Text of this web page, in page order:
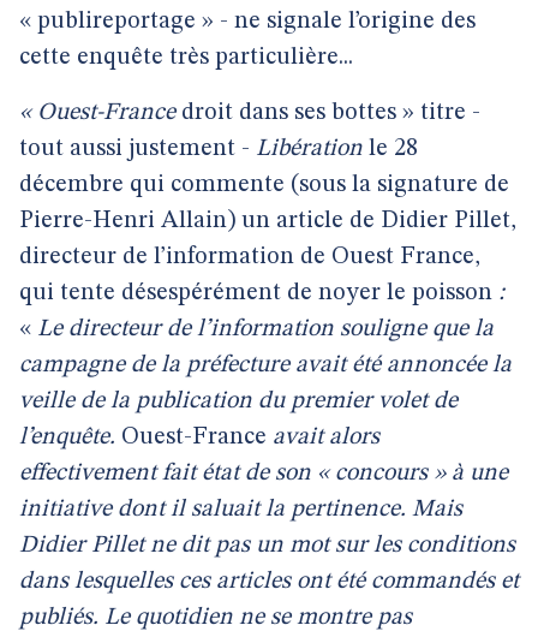
« publireportage » - ne signale l’origine des
cette enquête très particulière...
« Ouest-Francedroit dans ses bottes » titre -
tout aussi justement - Libération le 28
décembre qui commente (sous la signature de
Pierre-Henri Allain) un article de Didier Pillet,
directeur de l’information de Ouest France,
qui tente désespérément de noyer le poisson :
« Le directeur de l’information souligne que la
campagne de la préfecture avait été annoncée la
veille de la publication du premier volet de
l’enquête. Ouest-France avait alors
effectivement fait état de son « concours » à une
initiative dont il saluait la pertinence. Mais
Didier Pillet ne dit pas un mot sur les conditions
dans lesquelles ces articles ont été commandés et
publiés. Le quotidien ne se montre pas